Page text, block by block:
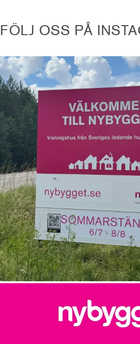
FÖLJ OSS PÅ